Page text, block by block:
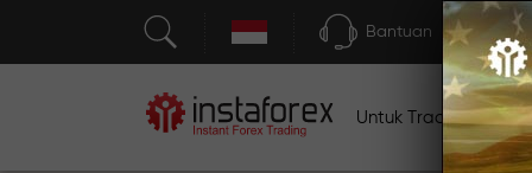
Bantuan
Untuk Traders